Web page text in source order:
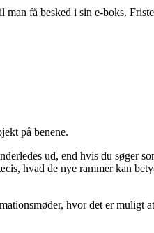
få besked i sin e-boks.
på benene.
ud, end hvis du søger
hvad de nye rammer kan
hvor det er muligt